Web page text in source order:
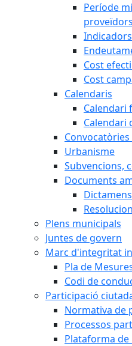
Període
proveïdors
Cost
Cost
Calendaris
Calendari
Calendari
Urbanisme
Subvencions,
Documents
Plens municipals
Juntes de govern
Marc d'integritat
Pla de
Codi de
Participació
Normativa de
Processos
Plataforma de